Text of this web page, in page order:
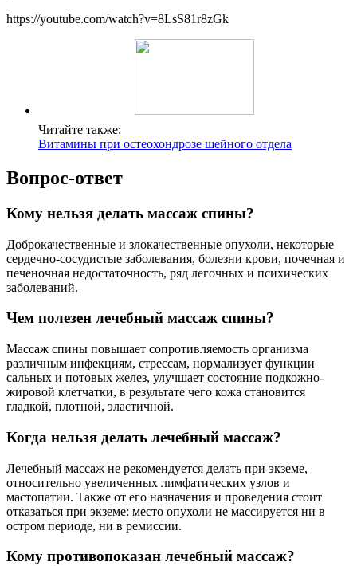
https://youtube.com/watch?v=8LsS81r8zGk
Читайте также:
Витамины при остеохондрозе шейного отдела
Вопрос-ответ
Кому нельзя делать массаж спины?
Доброкачественные и злокачественные опухоли, некоторые
сердечно-сосудистые заболевания, болезни крови, почечная и
печеночная недостаточность, ряд легочных и психических
заболеваний.
Чем полезен лечебный массаж спины?
Массаж спины повышает сопротивляемость организма
различным инфекциям, стрессам, нормализует функции
сальных и потовых желез, улучшает состояние подкожно-
жировой клетчатки, в результате чего кожа становится
гладкой, плотной, эластичной.
Когда нельзя делать лечебный массаж?
Лечебный массаж не рекомендуется делать при экземе,
относительно увеличенных лимфатических узлов и
мастопатии. Также от его назначения и проведения стоит
отказаться при экземе: место опухоли не массируется ни в
остром периоде, ни в ремиссии.
Кому противопоказан лечебный массаж?